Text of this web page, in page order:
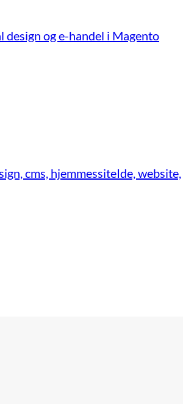
og e-handel i Magento
cms, hjemmessiteIde, website,